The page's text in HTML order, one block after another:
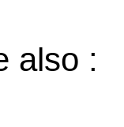
also :